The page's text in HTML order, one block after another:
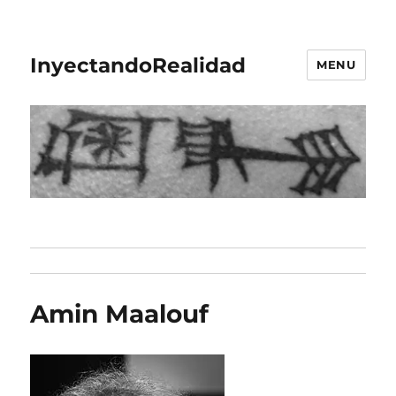
InyectandoRealidad MENU
Amin Maalouf